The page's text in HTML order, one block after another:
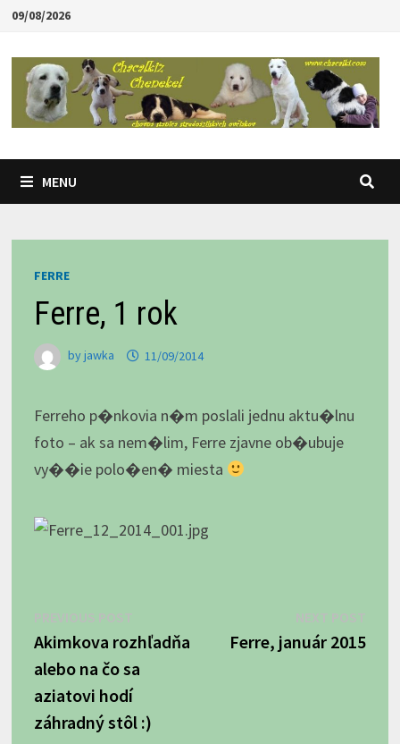
Skip
content
09/08/2026
MENU
FERRE
Ferre, 1 rok
byjawka 11/09/2014
Ferreho p�nkovia n�m poslali jednu aktu�lnu
foto – ak sa nem�lim, Ferre zjavne ob�ubuje
vy��ie polo�en� miesta
v
článku
post:
Akimkova rozhľadňa
alebo na čo sa
aziatovi hodí
záhradný stôl :)
post:
Ferre, január 2015